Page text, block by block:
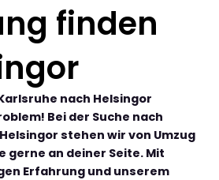
finden
nach Helsingor
Bei der Suche nach
stehen wir von Umzug
gerne an deiner Seite. Mit
Erfahrung und unserem